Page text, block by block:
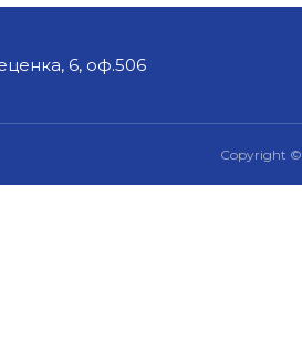
6, оф.506
Copyright ©